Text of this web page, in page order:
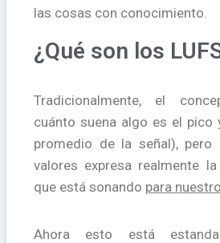
las cosas con conocimiento.
¿Qué son los
Tradicionalmente, el
cuánto suena algo es el pico
promedio de la señal), pero
valores expresa realmente
que está sonando para
Ahora esto está